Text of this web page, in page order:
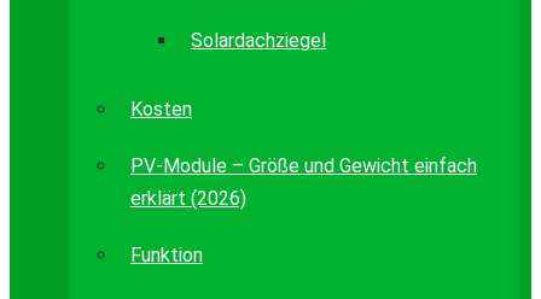
Solardachziegel
Kosten
PV-Module – Größe und Gewicht einfach
erklärt (2026)
Funktion